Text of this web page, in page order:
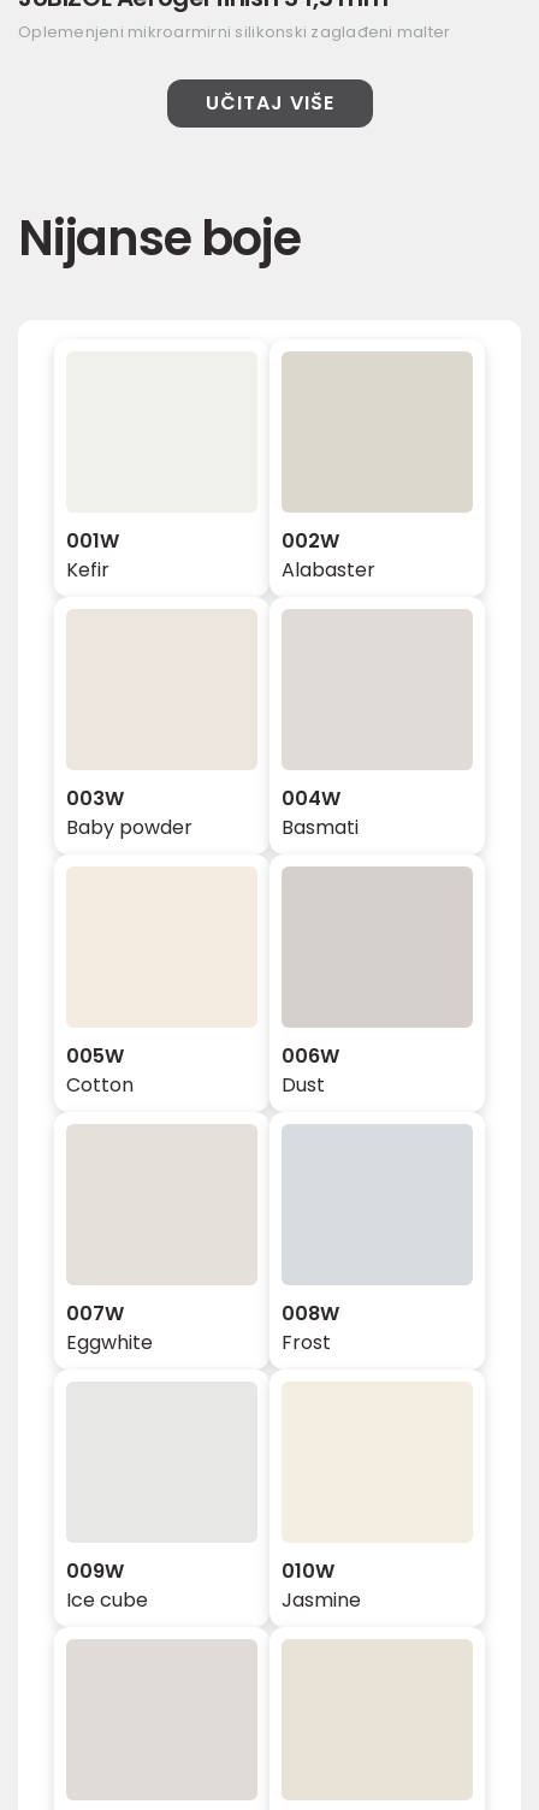
Oplemenjeni mikroarmirni silikonski zaglađeni malter
UČITAJ VIŠE
Nijanse boje
001W
Kefir
002W
Alabaster
003W
Baby powder
004W
Basmati
005W
Cotton
006W
Dust
007W
Eggwhite
008W
Frost
009W
Ice cube
010W
Jasmine